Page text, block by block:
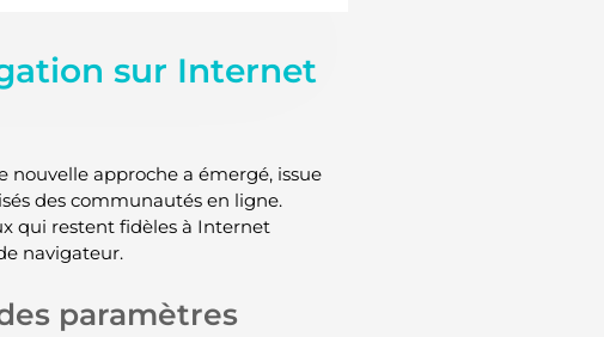
sur Internet
nouvelle approche a émergé, issue
des communautés en ligne.
qui restent fidèles à Internet
navigateur.
paramètres